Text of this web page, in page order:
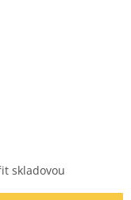
skladovou